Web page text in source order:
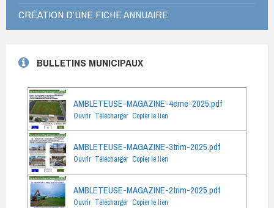
CRÉATION D’UNE FICHE ANNUAIRE
BULLETINS MUNICIPAUX
AMBLETEUSE-MAGAZINE-4eme-2025.pdf
Ouvrir Télécharger Copier le lien
AMBLETEUSE-MAGAZINE-3trim-2025.pdf
Ouvrir Télécharger Copier le lien
AMBLETEUSE-MAGAZINE-2trim-2025.pdf
Ouvrir Télécharger Copier le lien